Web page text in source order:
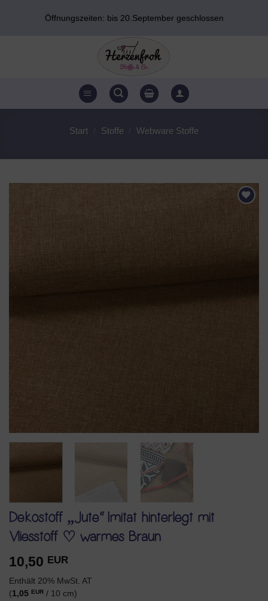
Öffnungszeiten: bis 20.September geschlossen
Start Stoffe Webware Stoffe
Dekostoff „Jute“ Imitat hinterlegt mit
Vliesstoff ♡ warmes Braun
10,50 EUR
Enthält 20% MwSt. AT
(1,05 EUR / 10 cm)